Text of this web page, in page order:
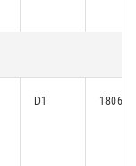
D1 18066